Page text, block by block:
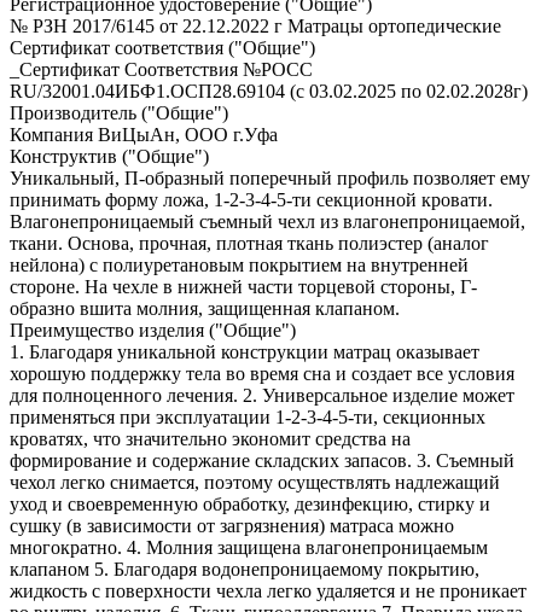
Регистрационное удостоверение ("Общие")
№ РЗН 2017/6145 от 22.12.2022 г Матрацы ортопедические
Сертификат соответствия ("Общие")
_Сертификат Соответствия №РОСС
RU/32001.04ИБФ1.ОСП28.69104 (с 03.02.2025 по 02.02.2028г)
Производитель ("Общие")
Компания ВиЦыАн, ООО г.Уфа
Конструктив ("Общие")
Уникальный, П-образный поперечный профиль позволяет ему
принимать форму ложа, 1-2-3-4-5-ти секционной кровати.
Влагонепроницаемый съемный чехл из влагонепроницаемой,
ткани. Основа, прочная, плотная ткань полиэстер (аналог
нейлона) с полиуретановым покрытием на внутренней
стороне. На чехле в нижней части торцевой стороны, Г-
образно вшита молния, защищенная клапаном.
Преимущество изделия ("Общие")
1. Благодаря уникальной конструкции матрац оказывает
хорошую поддержку тела во время сна и создает все условия
для полноценного лечения. 2. Универсальное изделие может
применяться при эксплуатации 1-2-3-4-5-ти, секционных
кроватях, что значительно экономит средства на
формирование и содержание складских запасов. 3. Съемный
чехол легко снимается, поэтому осуществлять надлежащий
уход и своевременную обработку, дезинфекцию, стирку и
сушку (в зависимости от загрязнения) матраса можно
многократно. 4. Молния защищена влагонепроницаемым
клапаном 5. Благодаря водонепроницаемому покрытию,
жидкость с поверхности чехла легко удаляется и не проникает